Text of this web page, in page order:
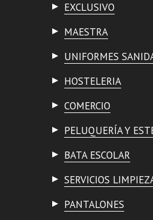
EXCLUSIVO
MAESTRA
UNIFORMES
HOSTELERIA
COMERCIO
PELUQUERÍA Y
BATA ESCOLAR
SERVICIOS
PANTALONES